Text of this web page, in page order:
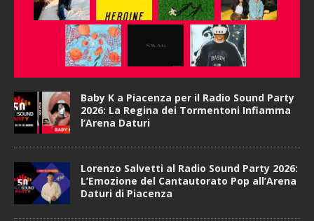
Baby K a Piacenza per il Radio Sound Party
2026: La Regina dei Tormentoni Infiamma
l’Arena Daturi
Lorenzo Salvetti al Radio Sound Party 2026:
L’Emozione del Cantautorato Pop all’Arena
Daturi di Piacenza